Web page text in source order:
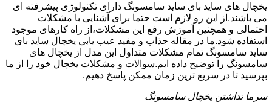
یخچال های ساید بای ساید سامسونگ دارای تکنولوژی پیشرفته ای
می باشند.از این رو لازم است حتما برای آشنایی با مشکلات
احتمالی و همچنین آموزش رفع این مشکلات،از راه کارهای موجود
استفاده شود.ما در مقاله جذاب و مفید عیب یابی یخچال ساید بای
ساید سامسونگ تمام مشکلات متداول این مدل از یخچال های
سامسونگ را توضیح داده ایم.سوالات و مشکلات یخچال خود را از ما
بپرسید تا در سریع ترین زمان ممکن پاسخ دهیم.
سرما نداشتن یخچال سامسونگ